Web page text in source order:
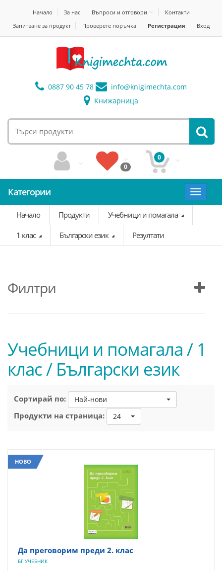
Начало За нас Въпроси и отговори
Контакти
Запитване за продукт
Проверете поръчка Регистрация Вход
0887 90 45 78 info@knigimechta.com
Книжарница
0
0
Категории
Toggle
Начало
Продукти Учебници и помагала
1 клас Български език Резултати
Филтри
Учебници и помагала / 1
клас / Български език
Сортирай по: Най-нови
Продукти на страница: 24
НОВО
Да преговорим преди 2. клас
БГ УЧЕБНИК